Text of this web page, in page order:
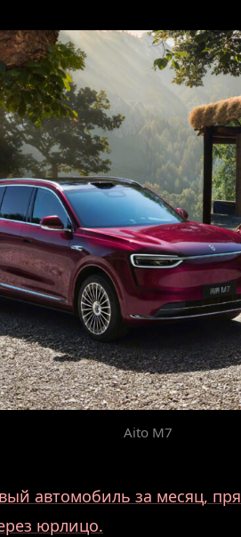
Aito M7
автомобиль за месяц,
юрлицо.